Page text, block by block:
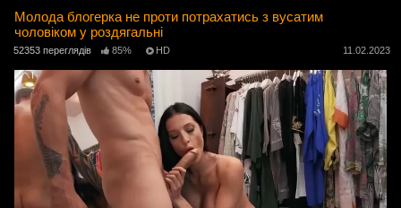
Молода блогерка не проти потрахатись з вусатим
чоловіком у роздягальні
52353 переглядів 85% HD 11.02.2023